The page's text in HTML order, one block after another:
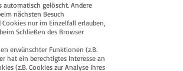
automatisch gelöscht. Andere
nächsten Besuch
nur im Einzelfall erlauben,
Schließen des Browser
erwünschter Funktionen (z.B.
hat ein berechtigtes Interesse an
(z.B. Cookies zur Analyse Ihres